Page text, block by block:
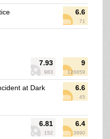
6.6
71
7.93
983
9
126859
6.6
45
at Dark
6.81
152
6.4
3990